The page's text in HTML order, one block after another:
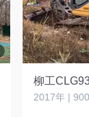
柳工
2017年 |